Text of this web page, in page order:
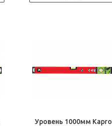
Уровень 1000мм Kapro